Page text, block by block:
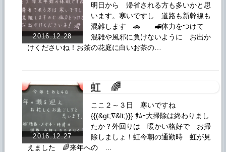
2016.12.28
明日から 帰省される方も多いかと思
います。寒いですし 道路も新幹線も
混雑します 🚗 🚅体力をつけて
混雑や風邪に負けないように お出か
けくださいね！お茶の花庭に白いお茶の…
2016.12.27
虹 🌈
ここ２～３日 寒いですね
{{(&gt;∇&lt;)}} ｻﾑｰ大掃除は終わりまし
たか？外回りは 暖かい格好で お掃
除しましょ！虹今朝の通勤時 虹が見
えました 🌈来年への …